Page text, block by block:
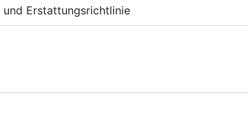
und Erstattungsrichtlinie